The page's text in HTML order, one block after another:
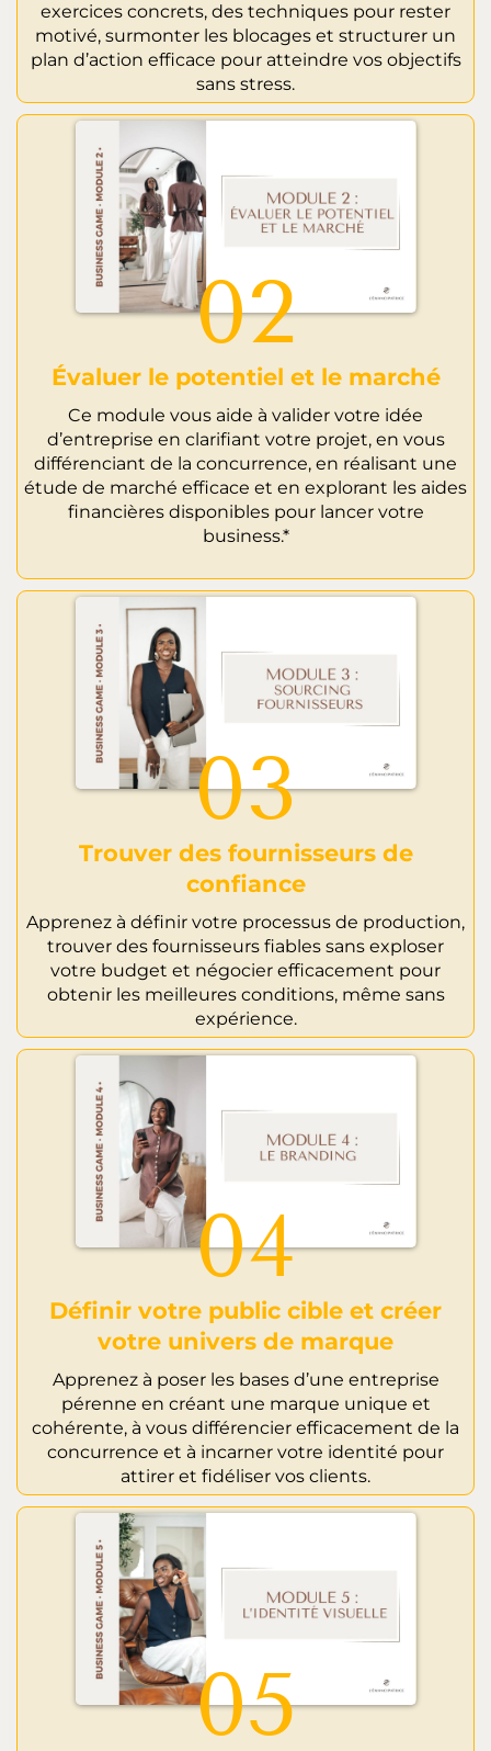
exercices concrets, des techniques pour rester
motivé, surmonter les blocages et structurer un
plan d’action efficace pour atteindre vos objectifs
sans stress.
02
Évaluer le potentiel et le marché
Ce module vous aide à valider votre idée
d’entreprise en clarifiant votre projet, en vous
différenciant de la concurrence, en réalisant une
étude de marché efficace et en explorant les aides
financières disponibles pour lancer votre
business.*
03
Trouver des fournisseurs de
confiance
Apprenez à définir votre processus de production,
trouver des fournisseurs fiables sans exploser
votre budget et négocier efficacement pour
obtenir les meilleures conditions, même sans
expérience.
04
Définir votre public cible et créer
votre univers de marque
Apprenez à poser les bases d’une entreprise
pérenne en créant une marque unique et
cohérente, à vous différencier efficacement de la
concurrence et à incarner votre identité pour
attirer et fidéliser vos clients.
05